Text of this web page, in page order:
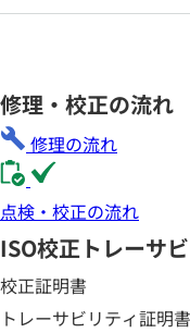
修理・校正の流れ
修理の流れ
点検・校正の流れ
ISO校正 トレーサ
校正証明書
トレーサビリティ証明書